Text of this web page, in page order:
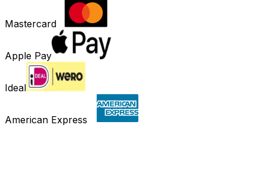
Mastercard
Apple Pay
Ideal
American Express